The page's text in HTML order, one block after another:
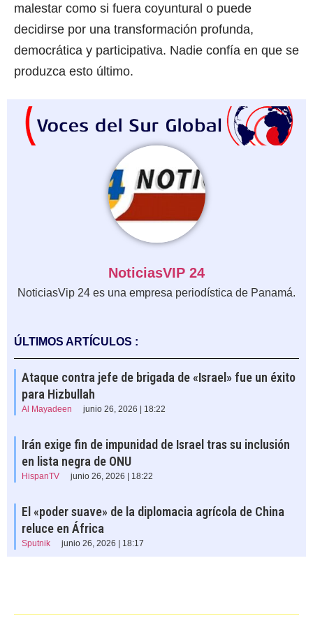
malestar como si fuera coyuntural o puede
decidirse por una transformación profunda,
democrática y participativa. Nadie confía en que se
produzca esto último.
NoticiasVIP 24
NoticiasVip 24 es una empresa periodística de Panamá.
ÚLTIMOS ARTÍCULOS :
Ataque contra jefe de brigada de «Israel» fue un éxito
para Hizbullah
Al Mayadeen junio 26, 2026 | 18:22
Irán exige fin de impunidad de Israel tras su inclusión
en lista negra de ONU
HispanTV junio 26, 2026 | 18:22
El «poder suave» de la diplomacia agrícola de China
reluce en África
Sputnik junio 26, 2026 | 18:17